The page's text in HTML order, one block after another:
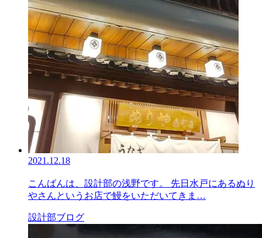
2021.12.18
こんばんは、設計部の浅野です。 先日水戸にあるぬり
やさんというお店で鰻をいただいてきま…
設計部ブログ